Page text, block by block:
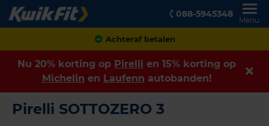
088-5945348
Menu
Achteraf betalen
Nu 20% korting op Pirelli en 15% korting op
Michelin en Laufenn autobanden!
Pirelli SOTTOZERO 3